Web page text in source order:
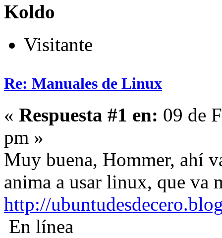
Koldo
Visitante
Re: Manuales de Linux
« Respuesta #1 en: 09 de
pm »
Muy buena, Hommer, ahí
anima a usar linux, que va
http://
En línea